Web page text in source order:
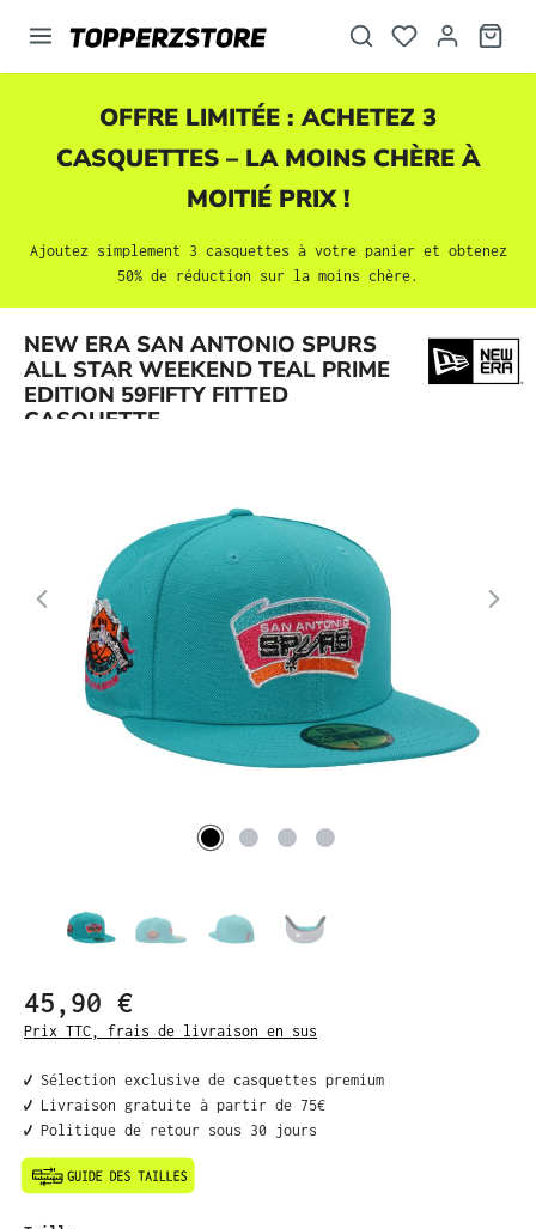
principal
OFFRE LIMITÉE : ACHETEZ 3
CASQUETTES – LA MOINS CHÈRE À
MOITIÉ PRIX !
Ajoutez simplement 3 casquettes à votre panier et obtenez
50% de réduction sur la moins chère.
NEW ERA SAN ANTONIO SPURS
ALL STAR WEEKEND TEAL PRIME
EDITION 59FIFTY FITTED
CASQUETTE
Ignorer la galerie d'images
45,90 €
Prix TTC, frais de livraison en sus
✔️ Sélection exclusive de casquettes premium
✔️ Livraison gratuite à partir de 75€
✔️ Politique de retour sous 30 jours